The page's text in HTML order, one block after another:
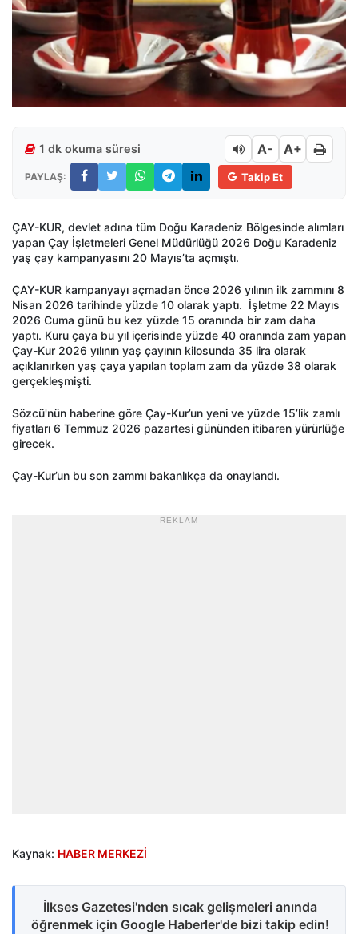
1 dk okuma süresi A- A+
PAYLAŞ: Takip Et
ÇAY-KUR, devlet adına tüm Doğu Karadeniz Bölgesinde alımları
yapan Çay İşletmeleri Genel Müdürlüğü 2026 Doğu Karadeniz
yaş çay kampanyasını 20 Mayıs’ta açmıştı.
ÇAY-KUR kampanyayı açmadan önce 2026 yılının ilk zammını 8
Nisan 2026 tarihinde yüzde 10 olarak yaptı. İşletme 22 Mayıs
2026 Cuma günü bu kez yüzde 15 oranında bir zam daha
yaptı. Kuru çaya bu yıl içerisinde yüzde 40 oranında zam yapan
Çay-Kur 2026 yılının yaş çayının kilosunda 35 lira olarak
açıklanırken yaş çaya yapılan toplam zam da yüzde 38 olarak
gerçekleşmişti.
Sözcü'nün haberine göre Çay-Kur’un yeni ve yüzde 15’lik zamlı
fiyatları 6 Temmuz 2026 pazartesi gününden itibaren yürürlüğe
girecek.
Çay-Kur’un bu son zammı bakanlıkça da onaylandı.
- REKLAM -
Kaynak: HABER MERKEZİ
İlkses Gazetesi'nden sıcak gelişmeleri anında
öğrenmek için Google Haberler'de bizi takip edin!